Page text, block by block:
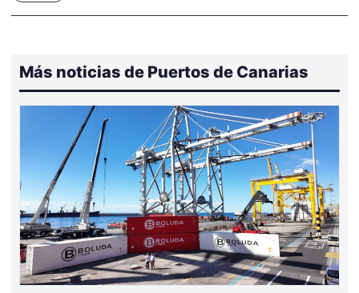
Más noticias de Puertos de Canarias